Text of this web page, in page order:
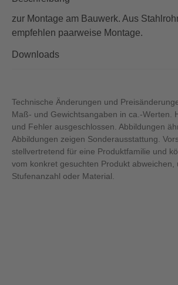
zur Montage am Bauwerk. Aus
empfehlen paarweise Montage.
Downloads
Technische Änderungen und
Maß- und Gewichtsangaben in ca.-Werten.
und Fehler ausgeschlossen. Abbildungen
Abbildungen zeigen Sonderausstattung.
stellvertretend für eine Produktfamilie und
vom konkret gesuchten Produkt abweichen,
Stufenanzahl oder Material.